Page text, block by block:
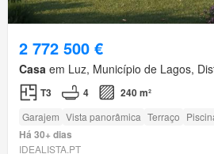
2 772 500 €
Casa em Luz, Município de Lagos,
T3 4 240 m²
Garajem Vista panorâmica Terraço
Há 30+ dias
IDEALISTA.PT